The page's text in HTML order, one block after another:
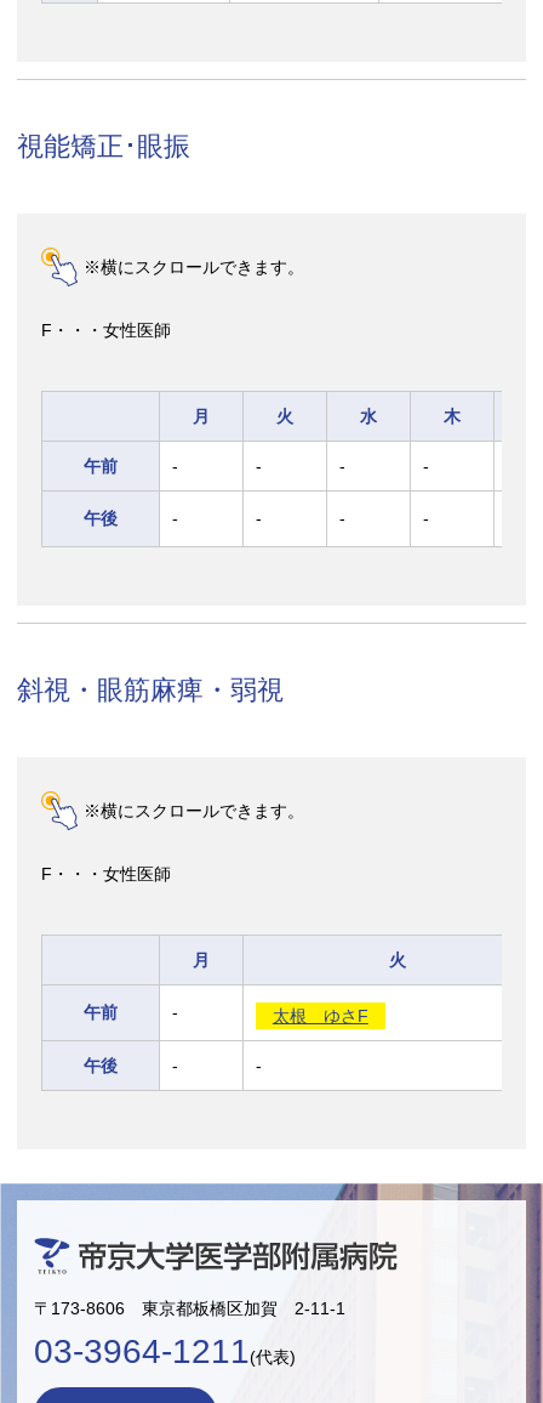
視能矯正･眼振
※横にスクロールできます。
F・・・女性医師
月 火 水 木
午前 - - - -
午後 - - - -
斜視・眼筋麻痺・弱視
※横にスクロールできます。
F・・・女性医師
月 火
午前 - 太根 ゆさF
午後 - -
〒173-8606 東京都板橋区加賀 2-11-1
03-3964-1211(代表)